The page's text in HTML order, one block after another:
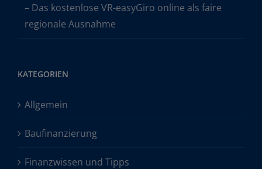
– Das kostenlose VR-easyGiro online als faire
regionale Ausnahme
KATEGORIEN
Allgemein
Baufinanzierung
Finanzwissen und Tipps